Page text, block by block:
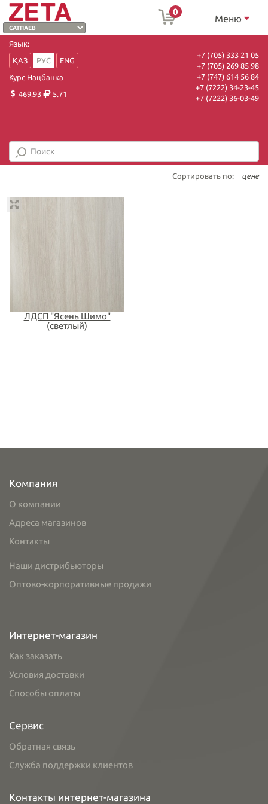
0
Меню
Язык:
ҚАЗ
РУС
ENG
Курс Нацбанка
469.93
5.71
+7 (705) 333 21 05
+7 (705) 269 85 98
+7 (747) 614 56 84
+7 (7222) 34-23-45
+7 (7222) 36-03-49
Сортировать по: цене
ЛДСП "Ясень Шимо"
(светлый)
Компания
О компании
Адреса магазинов
Контакты
Наши дистрибьюторы
Оптово-корпоративные продажи
Интернет-магазин
Как заказать
Условия доставки
Способы оплаты
Сервис
Обратная связь
Служба поддержки клиентов
Контакты интернет-магазина